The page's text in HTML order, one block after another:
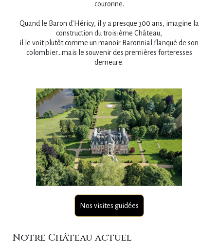
couronne.
Quand le Baron d’Héricy, il y a presque 300 ans, imagine la
construction du troisième Château,
il le voit plutôt comme un manoir Baronnial flanqué de son
colombier…mais le souvenir des premières forteresses
demeure.
Nos visites guidées
Notre Château actuel